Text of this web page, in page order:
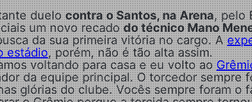
duelocontra o Santos, na Arena, pelo
um novo recadodo técnico Mano
da sua primeira vitória no cargo. A
estádio, porém, não é tão alta assim.
voltando para casa e eu volto ao
da equipe principal. O torcedor sempre
glórias do clube. Vocês sempre foram o